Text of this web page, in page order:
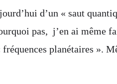
d’un « saut
pas, j’en ai même
planétaires ».